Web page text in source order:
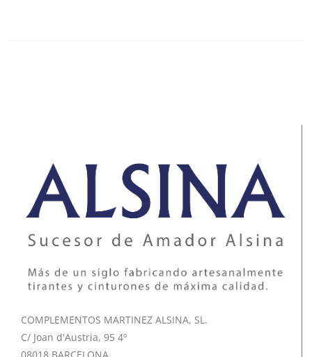
COMPLEMENTOS MARTINEZ ALSINA, SL.
C/ Joan d'Austria, 95 4º
08018 BARCELONA